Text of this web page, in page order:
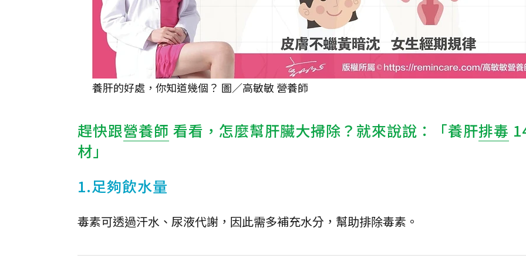
養肝的好處，你知道幾個？ 圖／高敏敏 營養師
趕快跟營養師 看看，怎麼幫肝臟大掃除？就來說說：「養肝排毒
材」
1.足夠飲水量
毒素可透過汗水、尿液代謝，因此需多補充水分，幫助排除毒素。